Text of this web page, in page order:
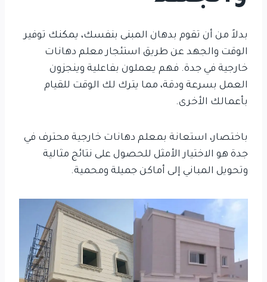
بدلاً من أن تقوم بدهان المبنى بنفسك، يمكنك توفير
الوقت والجهد عن طريق استئجار معلم دهانات
خارجية في جدة. فهم يعملون بفاعلية وينجزون
العمل بسرعة ودقة، مما يترك لك الوقت للقيام
بأعمالك الأخرى.
باختصار، استعانة بمعلم دهانات خارجية محترف في
جدة هو الاختيار الأمثل للحصول على نتائج مثالية
وتحويل المباني إلى أماكن جميلة ومحمية.